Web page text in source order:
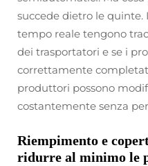
succede dietro le
tempo reale tengono
dei trasportatori e se i
correttamente
produttori possono
costantemente senza
Riempimento e
ridurre al minimo le